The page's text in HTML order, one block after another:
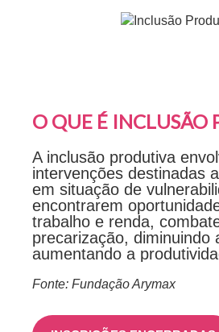
O QUE É INCLUSÃO
A inclusão produtiva
intervenções destinadas
em situação de
encontrarem
trabalho e renda,
precarização, diminuindo
aumentando a
Fonte: Fundação Arymax